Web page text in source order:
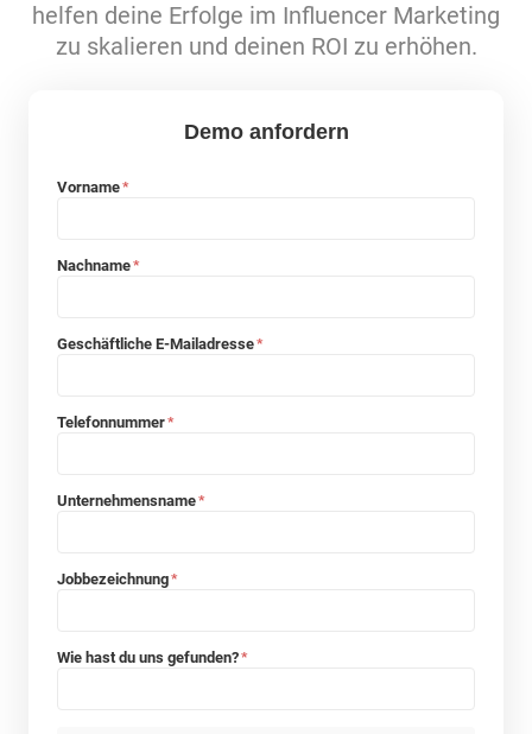
helfen deine Erfolge im Influencer Marketing
zu skalieren und deinen ROI zu erhöhen.
Demo anfordern
Vorname*
Nachname*
Geschäftliche E-Mailadresse*
Telefonnummer*
Unternehmensname*
Jobbezeichnung*
Wie hast du uns gefunden?*